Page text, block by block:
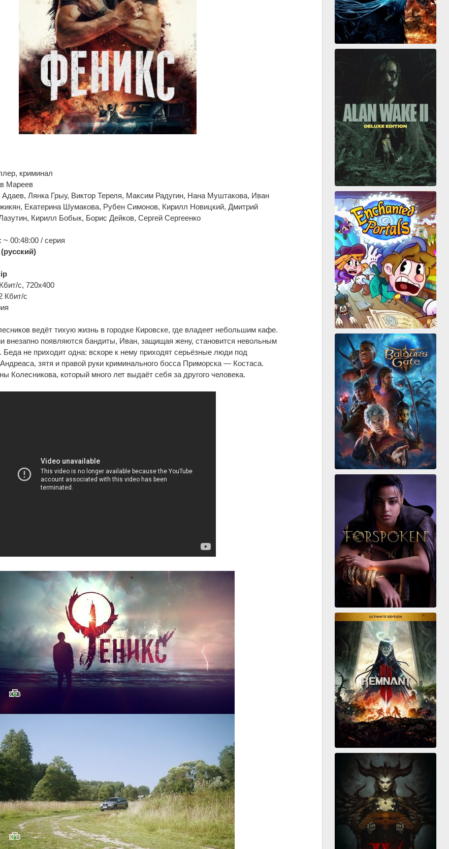
криминал
Мареев
Адаев, Лянка Грыу, Виктор Тереля, Максим Радугин, Нана Муштакова, Иван
Екатерина Шумакова, Рубен Симонов, Кирилл Новицкий, Дмитрий
Кирилл Бобык, Борис Дейков, Сергей Сергеенко
00:48:00 / серия
с, 720x400
Кбит/с
ведёт тихую жизнь в городке Кировске, где владеет небольшим кафе.
внезапно появляются бандиты, Иван, защищая жену, становится невольным
Беда не приходит одна: вскоре к нему приходят серьёзные люди под
зятя и правой руки криминального босса Приморска — Костаса.
Колесникова, который много лет выдаёт себя за другого человека.